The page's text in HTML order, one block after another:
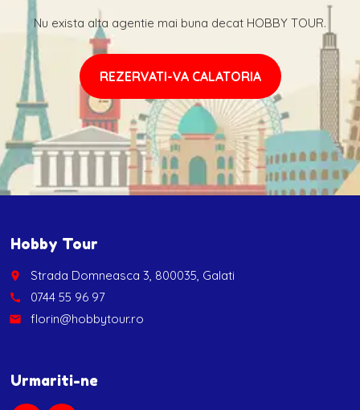
Nu exista alta agentie mai buna decat HOBBY TOUR.
REZERVATI-VA CALATORIA
Hobby Tour
place Strada Domneasca 3, 800035, Galati
call 0744 55 96 97
email florin@hobbytour.ro
Urmariti-ne